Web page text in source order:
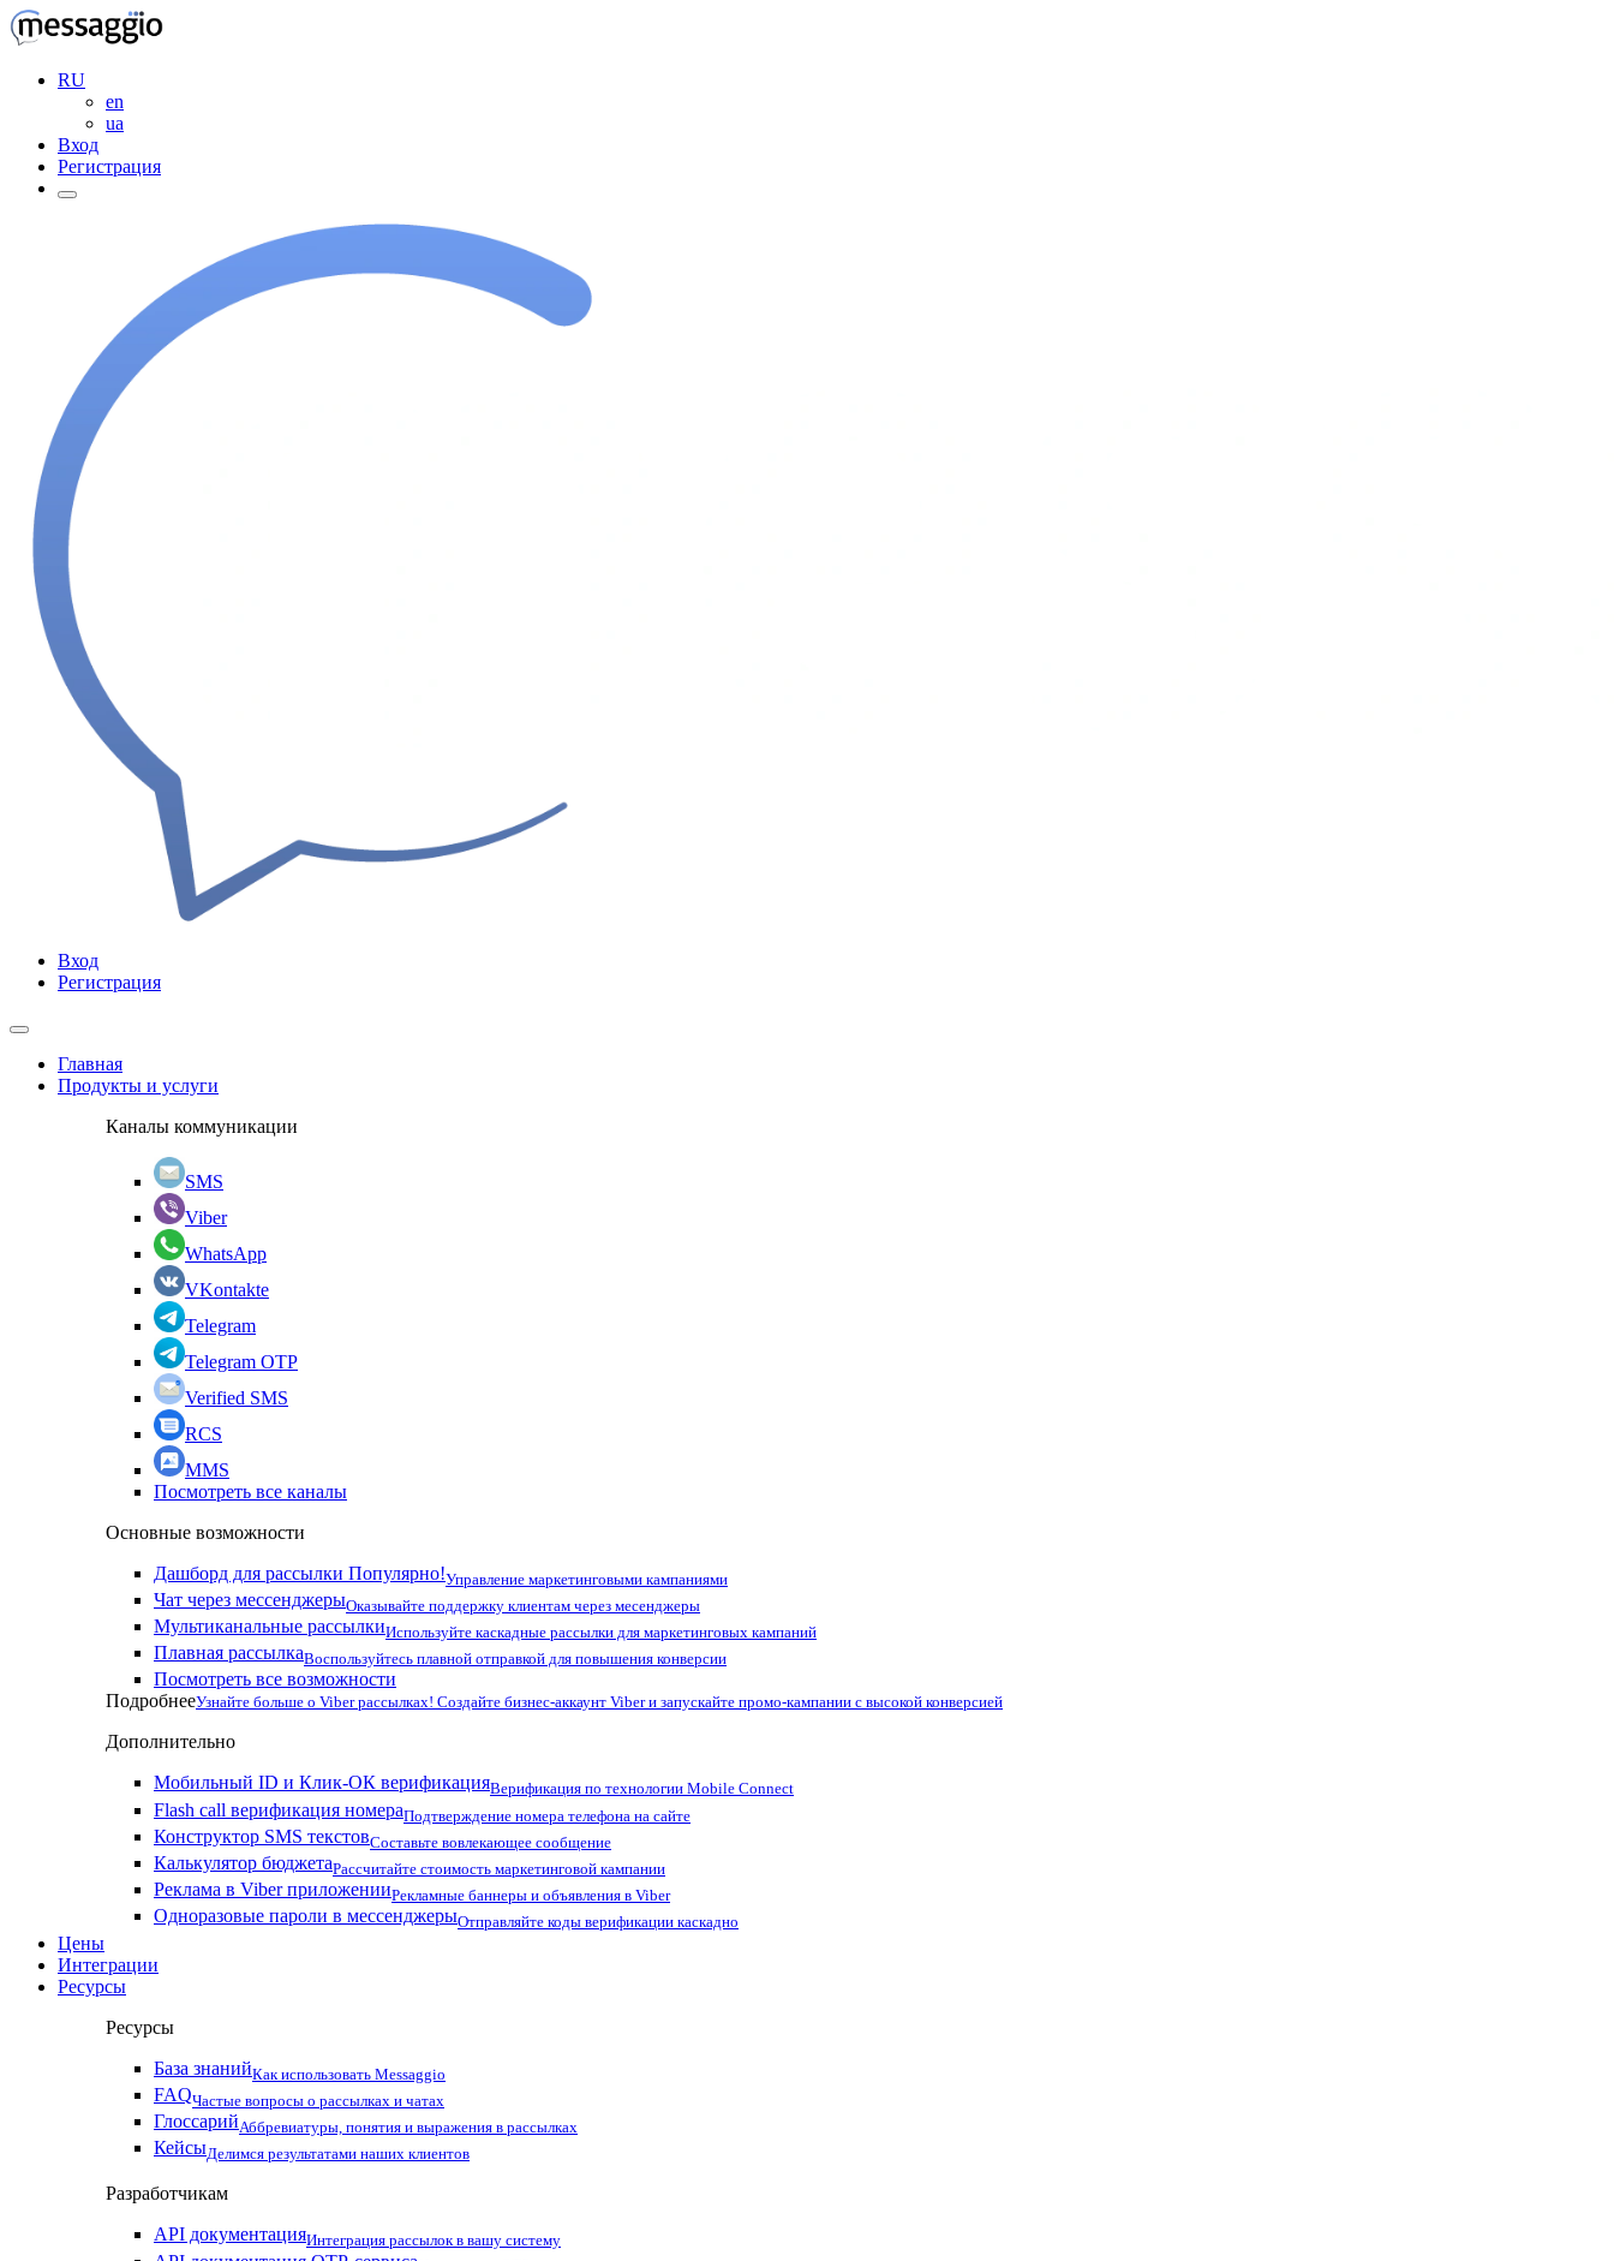
RU
en
ua
Вход
Регистрация
Вход
Регистрация
Главная
Продукты и услуги
Каналы коммуникации
SMS
Viber
WhatsApp
VKontakte
Telegram
Telegram OTP
Verified SMS
RCS
MMS
Посмотреть все каналы
Основные возможности
Дашборд для рассылки Популярно!Управление маркетинговыми кампаниями
Чат через мессенджерыОказывайте поддержку клиентам через месенджеры
Мультиканальные рассылкиИспользуйте каскадные рассылки для маркетинговых кампаний
Плавная рассылкаВоспользуйтесь плавной отправкой для повышения конверсии
Посмотреть все возможности
ПодробнееУзнайте больше о Viber рассылках! Создайте бизнес-аккаунт Viber и запускайте промо-кампании с высокой конверсией
Дополнительно
Мобильный ID и Клик-ОК верификацияВерификация по технологии Mobile Connect
Flash call верификация номераПодтверждение номера телефона на сайте
Конструктор SMS текстовСоставьте вовлекающее сообщение
Калькулятор бюджетаРассчитайте стоимость маркетинговой кампании
Реклама в Viber приложенииРекламные баннеры и объявления в Viber
Одноразовые пароли в мессенджерыОтправляйте коды верификации каскадно
Цены
Интеграции
Ресурсы
Ресурсы
База знанийКак использовать Messaggio
FAQЧастые вопросы о рассылках и чатах
ГлоссарийАббревиатуры, понятия и выражения в рассылках
КейсыДелимся результатами наших клиентов
Разработчикам
API документацияИнтеграция рассылок в вашу систему